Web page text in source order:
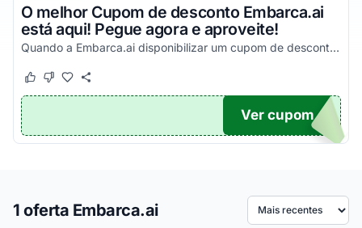
O melhor Cupom de desconto Embarca.ai
está aqui! Pegue agora e aproveite!
Quando a Embarca.ai disponibilizar um cupom de desconto você poderá encontrá-lo aqui!
Este cupom funcionou
Este cupom não funcionou
TICO
Ver cupom
1 oferta Embarca.ai Ordenar por